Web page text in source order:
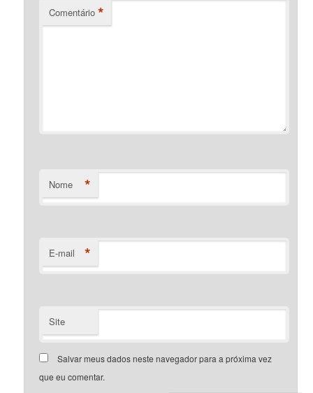
Comentário *
Nome *
E-mail *
Site
Salvar meus dados neste navegador para a próxima vez
que eu comentar.